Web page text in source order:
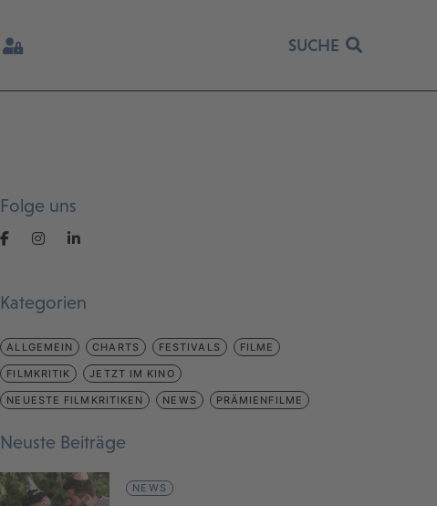
SUCHE
Folge uns
Kategorien
ALLGEMEIN CHARTS FESTIVALS FILME
FILMKRITIK JETZT IM KINO
NEUESTE FILMKRITIKEN NEWS PRÄMIENFILME
Neuste Beiträge
NEWS